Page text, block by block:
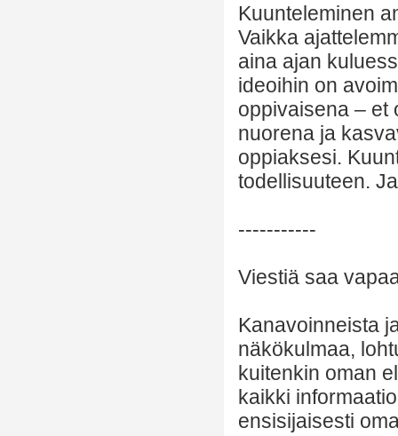
Kuunteleminen
Vaikka
aina ajan
ideoihin on
oppivaisena – et
nuorena ja
oppiaksesi.
todellisuuteen.
-----------
Viestiä saa
Kanavoinneista
näkökulmaa,
kuitenkin oman
kaikki
ensisijaisesti